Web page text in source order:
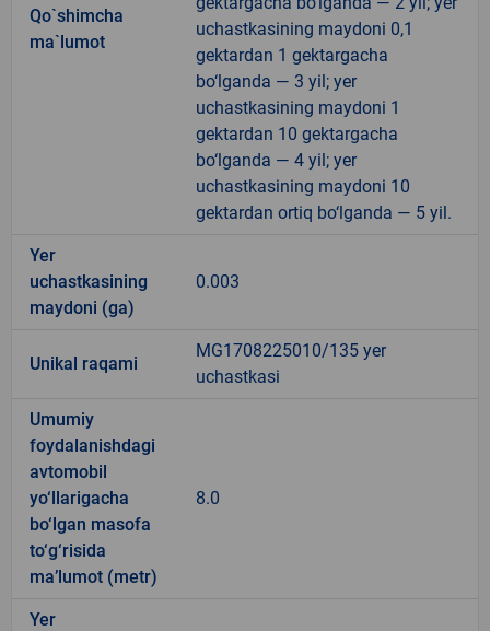
Qo`shimcha
ma`lumot
uchastkasining maydoni 0,1
gektardan 1 gektargacha
bo‘lganda — 3 yil; yer
uchastkasining maydoni 1
gektardan 10 gektargacha
bo‘lganda — 4 yil; yer
uchastkasining maydoni 10
gektardan ortiq bo‘lganda — 5 yil.
Yer
uchastkasining
maydoni (ga)
0.003
Unikal raqami
MG1708225010/135 yer
uchastkasi
Umumiy
foydalanishdagi
avtomobil
yo‘llarigacha
bo‘lgan masofa
to‘g‘risida
ma’lumot (metr)
8.0
Yer